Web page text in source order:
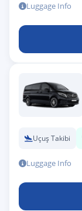
Luggage Info
Uçuş Takibi
Luggage Info